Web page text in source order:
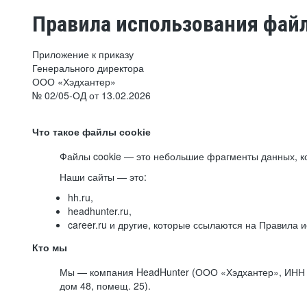
Правила использования
Приложение к приказу
Генерального директора
ООО «Хэдхантер»
№ 02/05-ОД от 13.02.2026
Что такое файлы cookie
Файлы cookie — это небольшие фрагменты данных,
Наши сайты — это:
hh.ru,
headhunter.ru,
career.ru и другие, которые ссылаются на
Кто мы
Мы — компания HeadHunter (ООО «Хэдхантер», ИНН
дом 48, помещ. 25).